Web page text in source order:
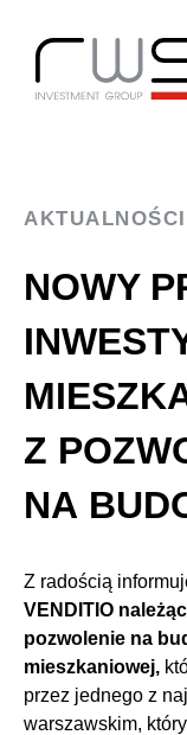
AKTUALNOŚCI
NOWY
Z
NA
Z radością
VENDITIO
pozwolenie na
mieszkaniowej,
przez jednego z
warszawskim,